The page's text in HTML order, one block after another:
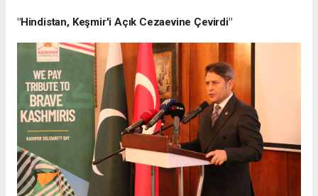
"Hindistan, Keşmir'i Açık Cezaevine Çevirdi"